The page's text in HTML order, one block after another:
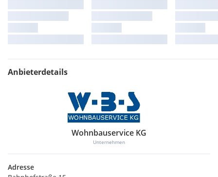
Anbieterdetails
Wohnbauservice KG
Unternehmen
Adresse